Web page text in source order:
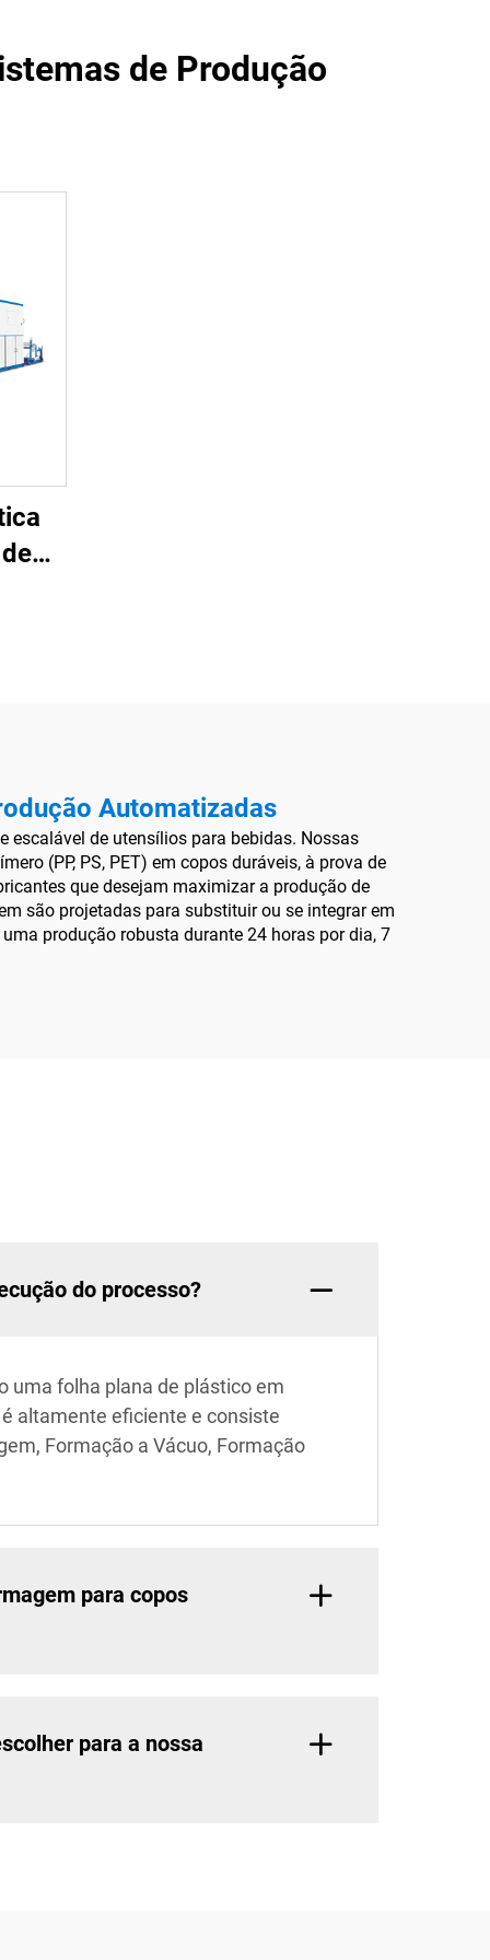
de Produção
Automatizadas
escalável de utensílios para bebidas. Nossas
(PP, PS, PET) em copos duráveis, à prova de
que desejam maximizar a produção de
são projetadas para substituir ou se integrar em
produção robusta durante 24 horas por dia, 7
do processo?
uma folha plana de plástico em
altamente eficiente e consiste
Formação a Vácuo, Formação
para copos
para a nossa